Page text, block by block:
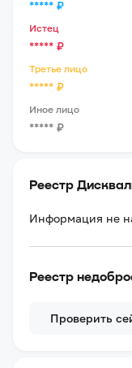
***** ₽
Истец
***** ₽
Третье лицо
***** ₽
Иное лицо
***** ₽
Реестр
Информация не
Реестр
Проверить